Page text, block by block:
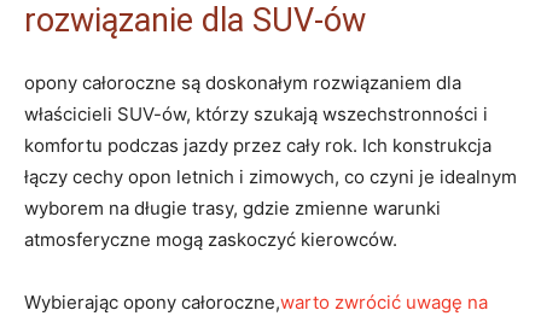
rozwiązanie dla SUV-ów
opony całoroczne są doskonałym rozwiązaniem dla
właścicieli SUV-ów, którzy szukają wszechstronności i
komfortu podczas jazdy przez cały rok. Ich konstrukcja
łączy cechy opon letnich i zimowych, co czyni je idealnym
wyborem na długie trasy, gdzie zmienne warunki
atmosferyczne mogą zaskoczyć kierowców.
Wybierając opony całoroczne,warto zwrócić uwagę na